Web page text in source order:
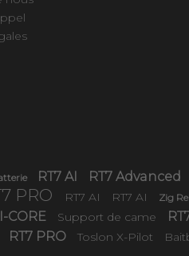
RT7 AI RT7 Advanced
PRO RT7 AI RT7 AI Zig
CORE Support de came
RT7 PRO Toslon X-Pilot